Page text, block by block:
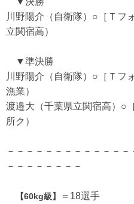
川野陽介（自衛隊）○［Ｔフ
立関宿高）
▼準決勝
川野陽介（自衛隊）○［Ｔフ
漁業）
渡邉大（千葉県立関宿高）○
所ク）
－－－－－－－－－－－－
－－－－－－－－
【60kg級】 ＝18選手